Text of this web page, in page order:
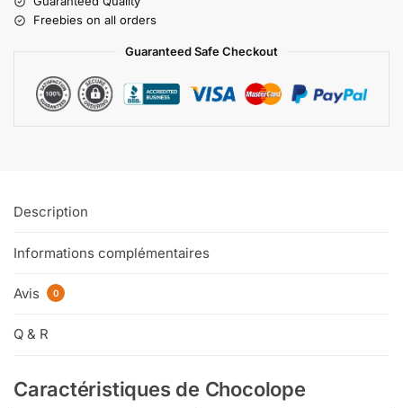
Freebies on all orders
Guaranteed Safe Checkout
Description
Informations complémentaires
Avis 0
Q & R
Caractéristiques de Chocolope